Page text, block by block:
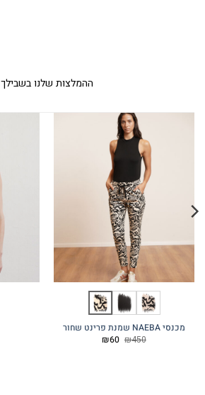
ההמלצות שלנו בשבילך
מכנסי NAEBA שמנת פרינט שחור
₪450 המחיר
₪60 המחיר